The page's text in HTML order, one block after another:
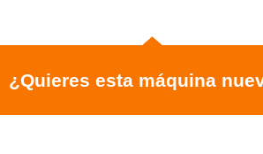
¿Quieres esta máquina